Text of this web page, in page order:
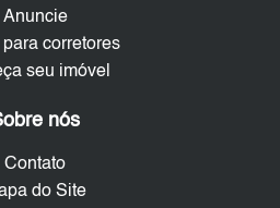
Anuncie
para corretores
seu imóvel
nós
Contato
do Site